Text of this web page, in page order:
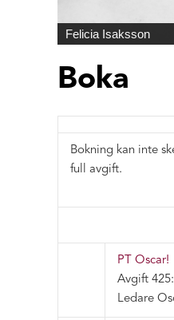
Felicia Isaksson
Boka
Bokning kan inte
full avgift.
PT Oscar!
Avgift
Ledare